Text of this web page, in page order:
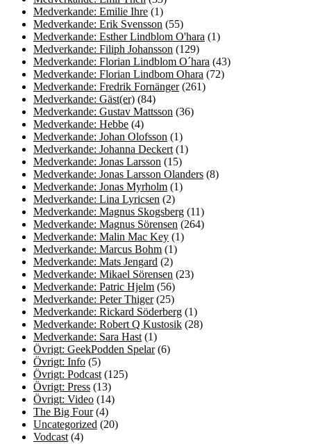
Medverkande: Emilie Ihre (1)
Medverkande: Erik Svensson (55)
Medverkande: Esther Lindblom O'hara (1)
Medverkande: Filiph Johansson (129)
Medverkande: Florian Lindblom O´hara (43)
Medverkande: Florian Lindbom Ohara (72)
Medverkande: Fredrik Fornänger(261)
Medverkande: Gäst(er) (84)
Medverkande: Gustav Mattsson (36)
Medverkande: Hebbe (4)
Medverkande: Johan Olofsson (1)
Medverkande: Johanna Deckert (1)
Medverkande: Jonas Larsson (15)
Medverkande: Jonas Larsson Olanders (8)
Medverkande: Jonas Myrholm (1)
Medverkande: Lina Lyricsen (2)
Medverkande: Magnus Skogsberg (11)
Medverkande: Magnus Sörensen (264)
Medverkande: Malin Mac Key (1)
Medverkande: Marcus Bohm (1)
Medverkande: Mats Jengard (2)
Medverkande: Mikael Sörensen (23)
Medverkande: Patric Hjelm (56)
Medverkande: Peter Thiger(25)
Medverkande: Rickard Söderberg (1)
Medverkande: Robert Q Kustosik (28)
Medverkande: Sara Hast (1)
Övrigt: GeekPodden Spelar(6)
Övrigt: Info (5)
Övrigt: Podcast (125)
Övrigt: Press (13)
Övrigt: Video (14)
The Big Four(4)
Uncategorized (20)
Vodcast (4)